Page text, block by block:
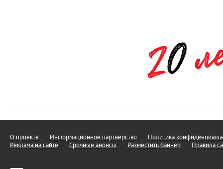
О проекте Информационное партнерство
Политика
Реклама на сайте
Срочные анонсы Разместить баннер Правила